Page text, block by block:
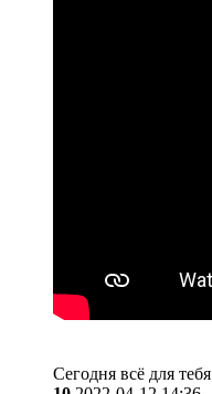
Сегодня всё для тебя